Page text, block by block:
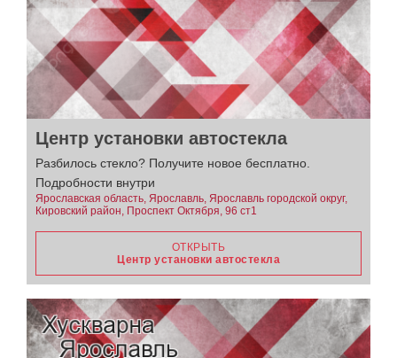
Центр установки автостекла
Разбилось стекло? Получите новое бесплатно.
Подробности внутри
Ярославская область, Ярославль, Ярославль городской округ,
Кировский район, Проспект Октября, 96 ст1
ОТКРЫТЬ
Центр установки автостекла